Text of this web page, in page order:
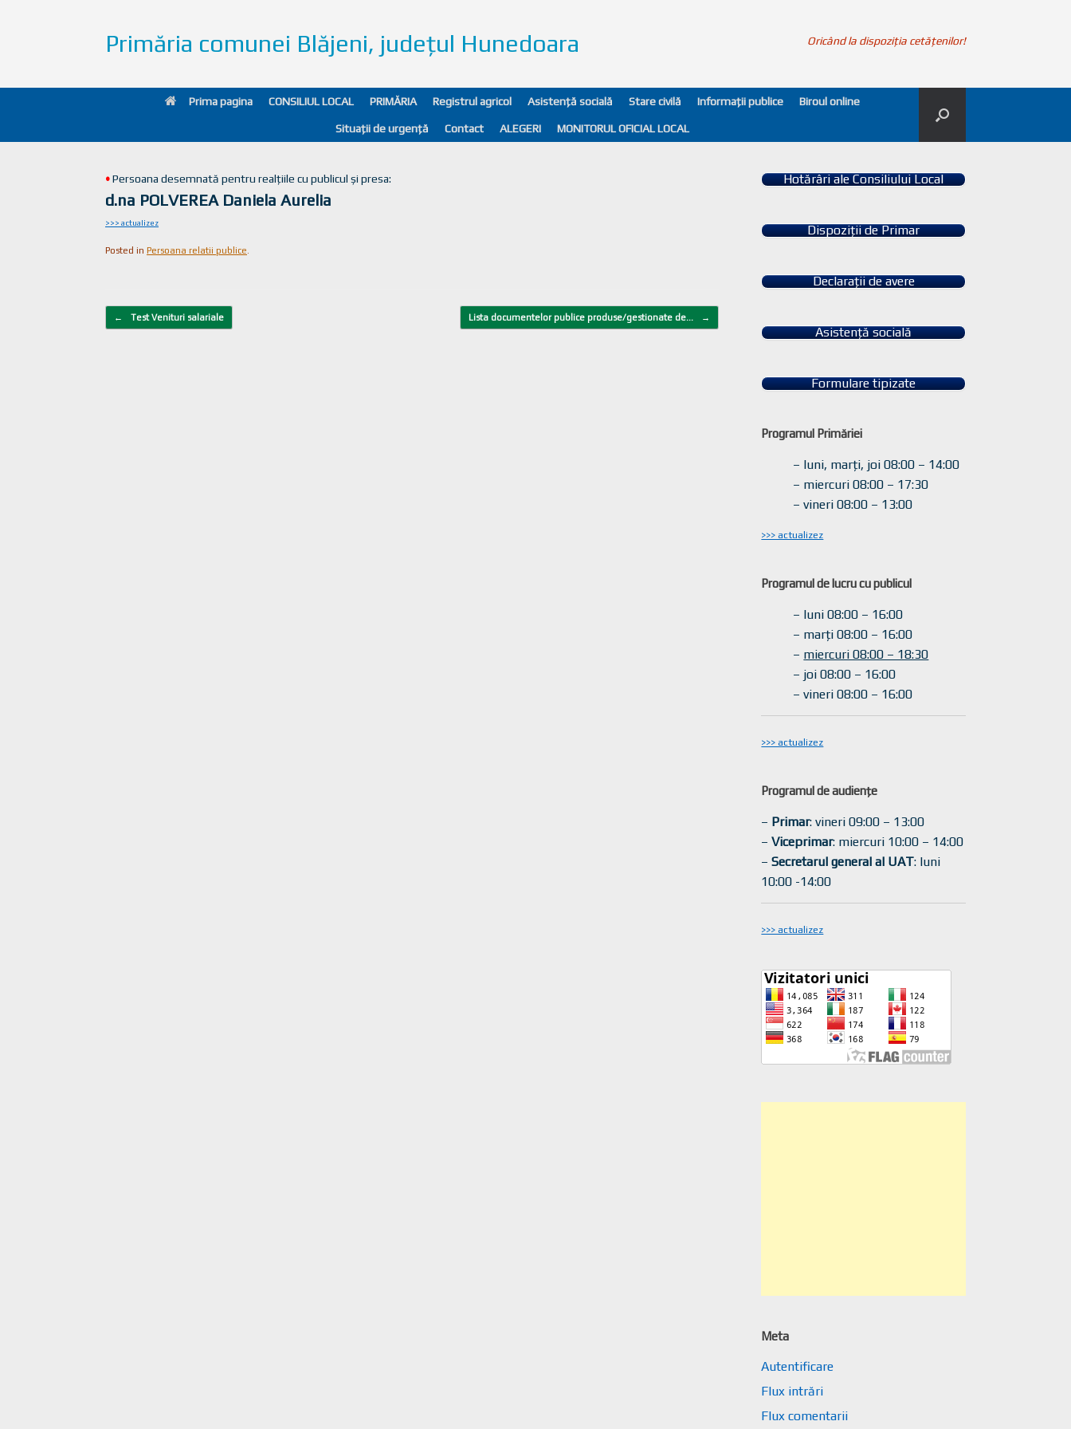
Primăria comunei Blăjeni, județul Hunedoara Oricând la dispoziția cetățenilor!
Prima pagina CONSILIUL LOCAL PRIMĂRIA Registrul agricol Asistență socială Stare civilă Informații publice Biroul online
Situații de urgență Contact ALEGERI MONITORUL OFICIAL LOCAL
•Persoana desemnată pentru realțiile cu publicul și presa:
d.na POLVEREA Daniela Aurelia
>>> actualizez
Posted in Persoana relatii publice
Post navigation
← Test Venituri salariale Lista documentelor publice produse/gestionate de… →
Hotărâri ale Consiliului Local
Dispoziții de Primar
Declarații de avere
Asistență socială
Formulare tipizate
Programul Primăriei
– luni, marți, joi 08:00 – 14:00
– miercuri 08:00 – 17:30
– vineri 08:00 – 13:00
>>> actualizez
Programul de lucru cu publicul
– luni 08:00 – 16:00
– marți 08:00 – 16:00
– miercuri 08:00 – 18:30
– joi 08:00 – 16:00
– vineri 08:00 – 16:00
>>> actualizez
Programul de audiențe
– Primar: vineri 09:00 – 13:00
–Viceprimar: miercuri 10:00 – 14:00
–Secretarul general al UAT: luni
10:00 -14:00
>>> actualizez
Meta
Autentificare
Flux intrări
Flux comentarii